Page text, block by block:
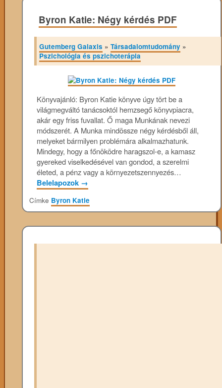
Byron Katie: Négy kérdés PDF
Gutemberg Galaxis »Társadalomtudomány »
Pszichológia és pszichoterápia
Könyvajánló: Byron Katie könyve úgy tört be a
világmegváltó tanácsoktól hemzsegő könyvpiacra,
akár egy friss fuvallat. Ő maga Munkának nevezi
módszerét. A Munka mindössze négy kérdésből áll,
melyeket bármilyen problémára alkalmazhatunk.
Mindegy, hogy a főnöködre haragszol-e, a kamasz
gyereked viselkedésével van gondod, a szerelmi
életed, a pénz vagy a környezetszennyezés…
Belelapozok →
Címke Byron Katie